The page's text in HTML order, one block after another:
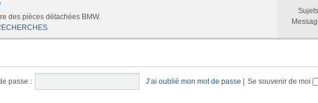
des pièces détachées BMW.
passe : J’ai oublié mon mot de passe Se souvenir de moi